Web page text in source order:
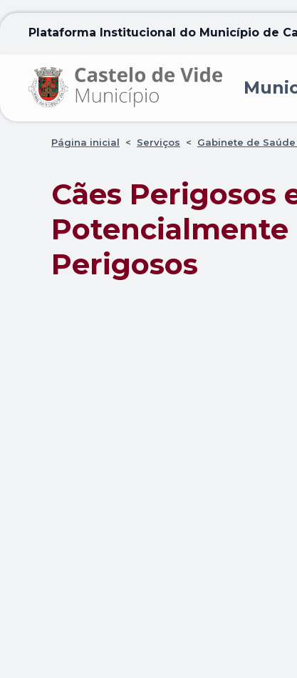
Plataforma Institucional do Município de
Página inicial < Serviços < Gabinete de
Cães Perigosos
Potencialmente
Perigosos